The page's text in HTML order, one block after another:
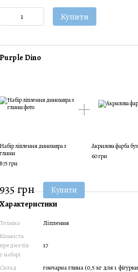
Купити
Purple Dino
Набір ліплення динозавра з
глини
875 грн
Акрилова фарба
60 грн
935 грн Купити
Характеристики
Техніка
Ліплення
Кількість
предметів
у наборі
17
Склад
гончарна глина (0,5 кг для 1